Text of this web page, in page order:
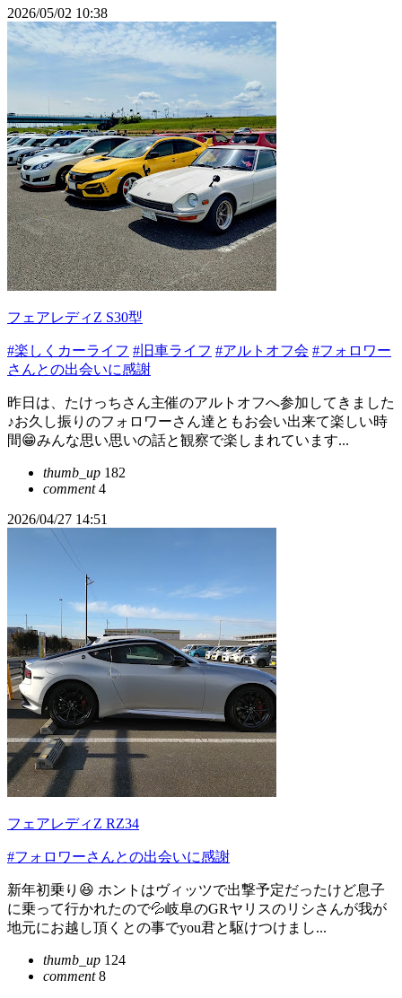
2026/05/02 10:38
フェアレディZ S30型
#楽しくカーライフ #旧車ライフ #アルトオフ会 #フォロワー
さんとの出会いに感謝
昨日は、たけっちさん主催のアルトオフへ参加してきました
♪お久し振りのフォロワーさん達ともお会い出来て楽しい時
間😁みんな思い思いの話と観察で楽しまれています...
thumb_up 182
comment4
2026/04/27 14:51
フェアレディZ RZ34
#フォロワーさんとの出会いに感謝
新年初乗り😆 ホントはヴィッツで出撃予定だったけど息子
に乗って行かれたので💦岐阜のGRヤリスのリシさんが我が
地元にお越し頂くとの事でyou君と駆けつけまし...
thumb_up 124
comment8